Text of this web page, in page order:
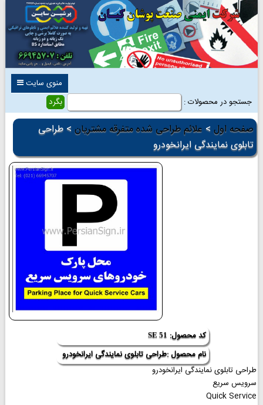
منوی سایت
جستجو در محصولات :
صفحه اول > علائم طراحی شده متفرقه مشتریان > طراحی
تابلوی نمایندگی ایرانخودرو
کد محصول: SE 51
نام محصول :طراحی تابلوی نمایندگی ایرانخودرو
طراحی تابلوی نمایندگی ایرانخودرو
سرویس سریع
Quick Service